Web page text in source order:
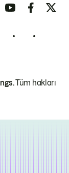
Tüm hakları